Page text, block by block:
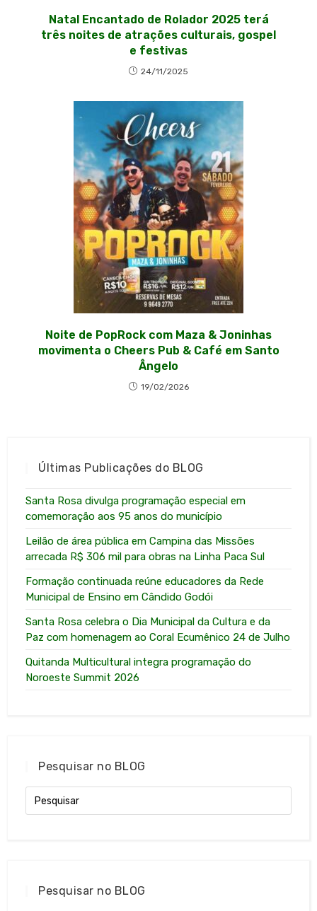
Natal Encantado de Rolador 2025 terá
três noites de atrações culturais, gospel
e festivas
24/11/2025
Noite de PopRock com Maza & Joninhas
movimenta o Cheers Pub & Café em Santo
Ângelo
19/02/2026
Últimas Publicações do BLOG
Santa Rosa divulga programação especial em
comemoração aos 95 anos do município
Leilão de área pública em Campina das Missões
arrecada R$ 306 mil para obras na Linha Paca Sul
Formação continuada reúne educadores da Rede
Municipal de Ensino em Cândido Godói
Santa Rosa celebra o Dia Municipal da Cultura e da
Paz com homenagem ao Coral Ecumênico 24 de Julho
Quitanda Multicultural integra programação do
Noroeste Summit 2026
Pesquisar no BLOG
Pesquisar no BLOG